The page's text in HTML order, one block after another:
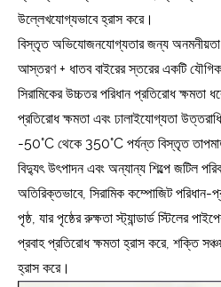
উল্লেখযোগ্যভাবে হ্রাস করে।
বিস্তৃত অভিযোজনযোগ্যতার জন্য অনমনীয়তা
আস্তরণ + ধাতব বাইরের স্তরের একটি যৌগিক
সিরামিকের উচ্চতর পরিধান প্রতিরোধ ক্ষমতা
প্রতিরোধ ক্ষমতা এবং ঢালাইযোগ্যতা
-50°C থেকে 350°C পর্যন্ত বিস্তৃত
বিদ্যুৎ উৎপাদন এবং অন্যান্য শিল্পে জটিল
অতিরিক্তভাবে, সিরামিক কম্পোজিট
পৃষ্ঠ, যার পৃষ্ঠের রুক্ষতা স্ট্যান্ডার্ড স্টিলের
প্রবাহ প্রতিরোধ ক্ষমতা হ্রাস করে, শক্তি
হ্রাস করে।